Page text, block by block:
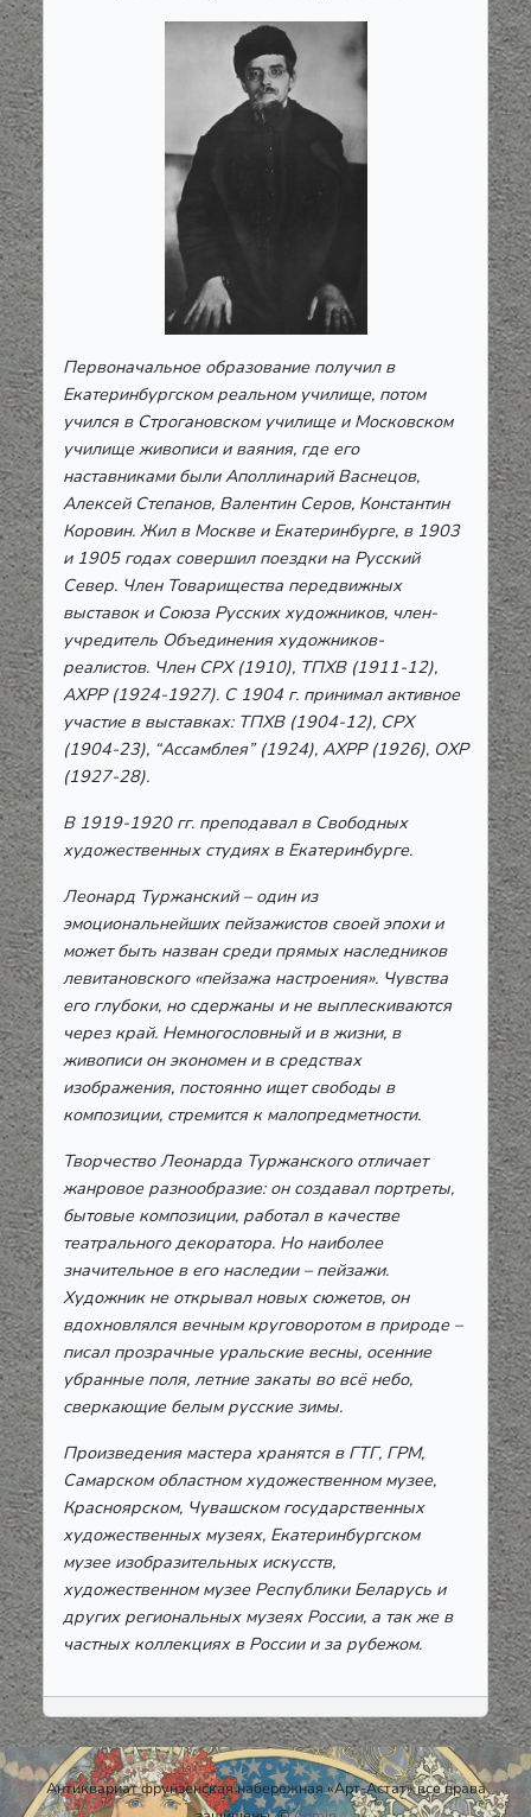
Первоначальное образование получил в
Екатеринбургском реальном училище, потом
учился в Строгановском училище и Московском
училище живописи и ваяния, где его
наставниками были Аполлинарий Васнецов,
Алексей Степанов, Валентин Серов, Константин
Коровин. Жил в Москве и Екатеринбурге, в 1903
и 1905 годах совершил поездки на Русский
Север. Член Товарищества передвижных
выставок и Союза Русских художников, член-
учредитель Объединения художников-
реалистов. Член СРХ (1910), ТПХВ (1911-12),
АХРР (1924-1927). С 1904 г. принимал активное
участие в выставках: ТПХВ (1904-12), СРХ
(1904-23), “Ассамблея” (1924), АХРР (1926), ОХР
(1927-28).
В 1919-1920 гг. преподавал в Свободных
художественных студиях в Екатеринбурге.
Леонард Туржанский – один из
эмоциональнейших пейзажистов своей эпохи и
может быть назван среди прямых наследников
левитановского «пейзажа настроения». Чувства
его глубоки, но сдержаны и не выплескиваются
через край. Немногословный и в жизни, в
живописи он экономен и в средствах
изображения, постоянно ищет свободы в
композиции, стремится к малопредметности.
Творчество Леонарда Туржанского отличает
жанровое разнообразие: он создавал портреты,
бытовые композиции, работал в качестве
театрального декоратора. Но наиболее
значительное в его наследии – пейзажи.
Художник не открывал новых сюжетов, он
вдохновлялся вечным круговоротом в природе –
писал прозрачные уральские весны, осенние
убранные поля, летние закаты во всё небо,
сверкающие белым русские зимы.
Произведения мастера хранятся в ГТГ, ГРМ,
Самарском областном художественном музее,
Красноярском, Чувашском государственных
художественных музеях, Екатеринбургском
музее изобразительных искусств,
художественном музее Республики Беларусь и
других региональных музеях России, а так же в
частных коллекциях в России и за рубежом.
Антиквариат фрунзенская набережная «Арт-Астат» все права